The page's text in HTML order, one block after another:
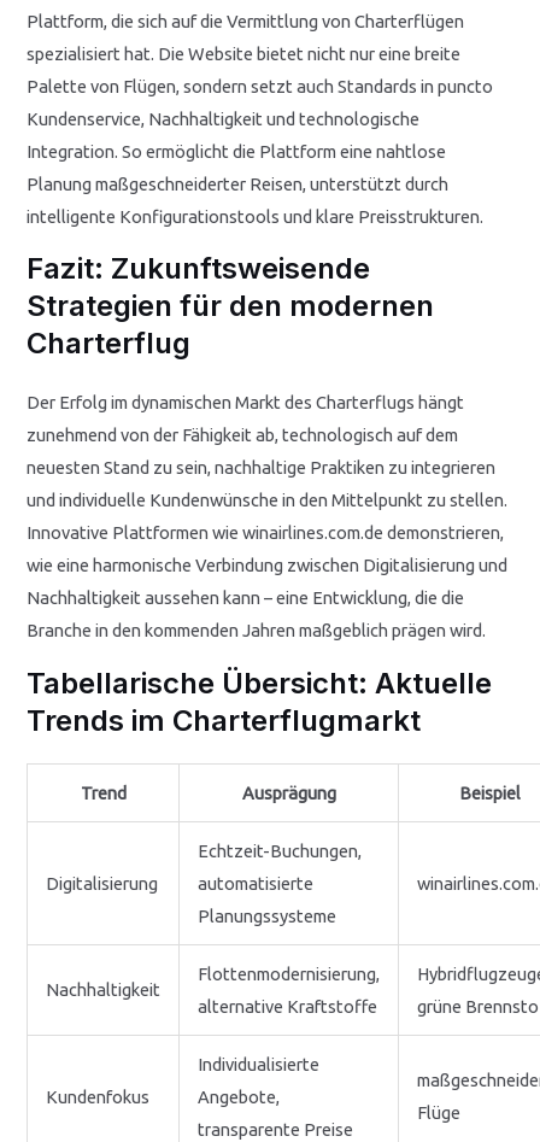
Plattform, die sich auf die Vermittlung von Charterflügen
spezialisiert hat. Die Website bietet nicht nur eine breite
Palette von Flügen, sondern setzt auch Standards in puncto
Kundenservice, Nachhaltigkeit und technologische
Integration. So ermöglicht die Plattform eine nahtlose
Planung maßgeschneiderter Reisen, unterstützt durch
intelligente Konfigurationstools und klare Preisstrukturen.
Fazit: Zukunftsweisende
Strategien für den modernen
Charterflug
Der Erfolg im dynamischen Markt des Charterflugs hängt
zunehmend von der Fähigkeit ab, technologisch auf dem
neuesten Stand zu sein, nachhaltige Praktiken zu integrieren
und individuelle Kundenwünsche in den Mittelpunkt zu stellen.
Innovative Plattformen wie winairlines.com.de demonstrieren,
wie eine harmonische Verbindung zwischen Digitalisierung und
Nachhaltigkeit aussehen kann – eine Entwicklung, die die
Branche in den kommenden Jahren maßgeblich prägen wird.
Tabellarische Übersicht: Aktuelle
Trends im Charterflugmarkt
Trend Ausprägung Beispiel
Digitalisierung
Echtzeit-Buchungen,
automatisierte
Planungssysteme
Nachhaltigkeit
Flottenmodernisierung,
alternative Kraftstoffe
grüne
Kundenfokus
Individualisierte
Angebote,
transparente Preise
Flüge